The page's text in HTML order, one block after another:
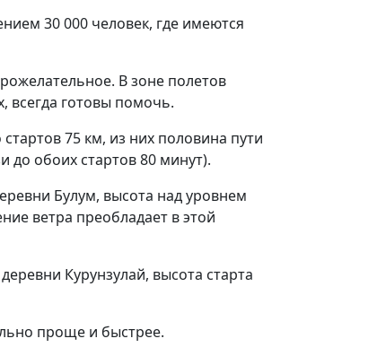
30 000 человек, где имеются
В зоне полетов
всегда готовы помочь.
75 км, из них половина пути
до обоих стартов 80 минут).
Булум, высота над уровнем
ветра преобладает в этой
Курунзулай, высота старта
проще и быстрее.